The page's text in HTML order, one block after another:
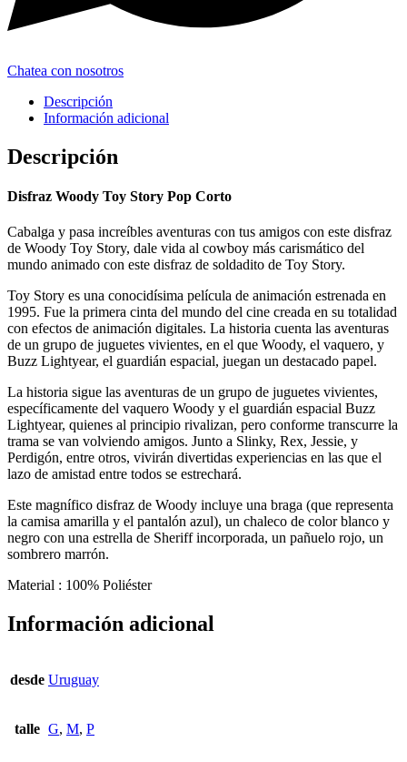
Chatea con nosotros
Descripción
Información adicional
Descripción
Disfraz Woody Toy Story Pop Corto
Cabalga y pasa increíbles aventuras con tus amigos con este disfraz
de Woody Toy Story, dale vida al cowboy más carismático del
mundo animado con este disfraz de soldadito de Toy Story.
Toy Story es una conocidísima película de animación estrenada en
1995. Fue la primera cinta del mundo del cine creada en su totalidad
con efectos de animación digitales. La historia cuenta las aventuras
de un grupo de juguetes vivientes, en el que Woody, el vaquero, y
Buzz Lightyear, el guardián espacial, juegan un destacado papel.
La historia sigue las aventuras de un grupo de juguetes vivientes,
específicamente del vaquero Woody y el guardián espacial Buzz
Lightyear, quienes al principio rivalizan, pero conforme transcurre la
trama se van volviendo amigos. Junto a Slinky, Rex, Jessie, y
Perdigón, entre otros, vivirán divertidas experiencias en las que el
lazo de amistad entre todos se estrechará.
Este magnífico disfraz de Woody incluye una braga (que representa
la camisa amarilla y el pantalón azul), un chaleco de color blanco y
negro con una estrella de Sheriff incorporada, un pañuelo rojo, un
sombrero marrón.
Material : 100% Poliéster
Información adicional
desde Uruguay
talle G, M, P